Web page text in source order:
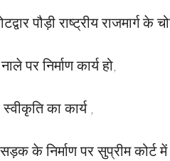
पौड़ी राष्ट्रीय राजमार्ग के
पर निर्माण कार्य हो,
का कार्य ,
के निर्माण पर सुप्रीम कोर्ट में